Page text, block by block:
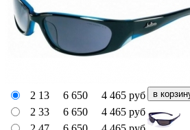
2 13 6 650 4 465 руб
2 33
6 650 4 465 руб